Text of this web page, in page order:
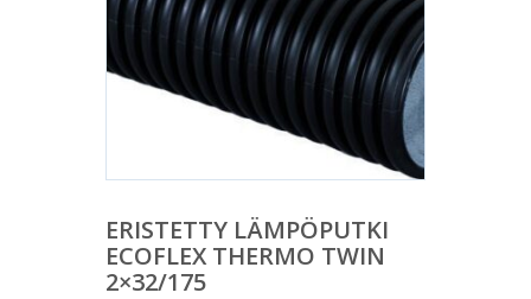
ERISTETTY LÄMPÖPUTKI
ECOFLEX THERMO TWIN
2×32/175